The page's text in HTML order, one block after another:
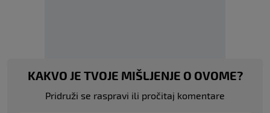
KAKVO JE TVOJE MIŠLJENJE O OVOME?
Pridruži se raspravi ili pročitaj komentare